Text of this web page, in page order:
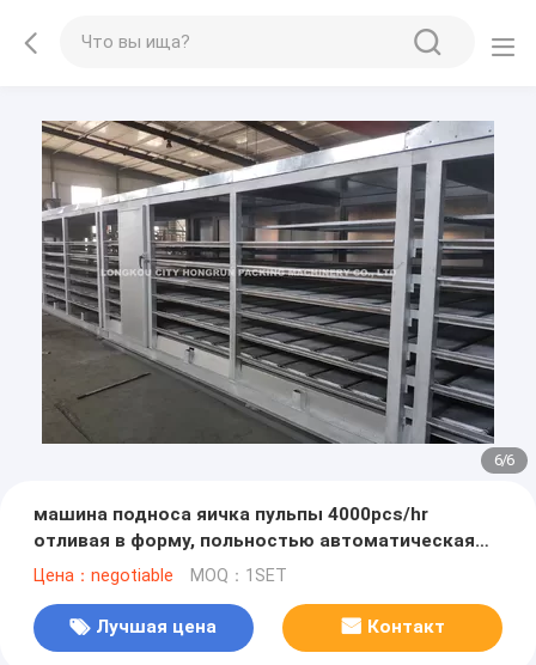
1/6
машина подноса яичка пульпы 4000pcs/hr
отливая в форму, польностью автоматическая
машина подноса яичка
Цена：negotiable MOQ：1SET
Лучшая цена Контакт